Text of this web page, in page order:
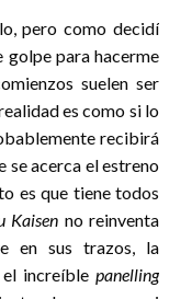
pero como decidí
golpe para hacerme
suelen ser
es como si lo
recibirá
se acerca el estreno
es que tiene todos
Kaisen no reinventa
en sus trazos, la
increíble panelling